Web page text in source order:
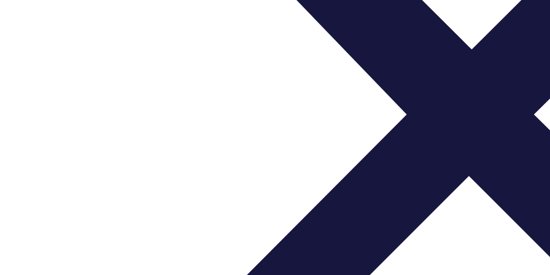
etabliert, der mit seiner sanften, liebevollen Seite das Herz vieler Hundehalter erobert.
Der Wandel vom reinen Arbeitshund zum Familienmitglied vollzog sich schrittweise, als
Haushalte der Inselbewohner Einzug hielt. Heute schätzen viele deutsche Hundefreunde
einerseits als aufmerksamer Wachhund dient, andererseits aber auch ein treuer und
Die enge Verbindung des Ca de Bestiar mit der Kultur und den Traditionen der Balearen
ist tief in der mallorquinischen Identität verwurzelt und spiegelt die Lebensweise der
und Anpassungsfähigkeit an das mediterrane Klima Mallorcas sind ebenso
Inhaltsverzeichnis
Balearische Wurzeln und Traditionen